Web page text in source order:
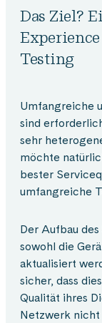
Das Ziel?
Testing
Umfangreiche
sind
sehr
möchte
bester
umfangreiche
Der Aufbau
sowohl die
aktualisiert
sicher, dass
Qualität ihres
Netzwerk